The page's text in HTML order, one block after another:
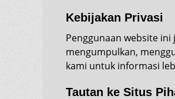
Kebijakan Privasi
Penggunaan website
mengumpulkan,
kami untuk informasi
Tautan ke Situs